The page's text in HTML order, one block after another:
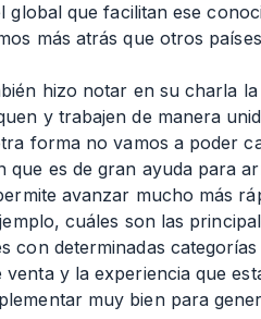
global que facilitan ese
más atrás que otros
hizo notar en su charla
y trabajen de manera
forma no vamos a poder
es de gran ayuda para
avanzar mucho más
cuáles son las
con determinadas
y la experiencia que
muy bien para